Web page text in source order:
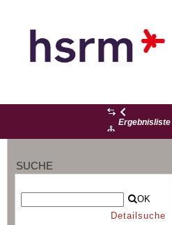
Ergebnisliste
SUCHE
OK
Detailsuche